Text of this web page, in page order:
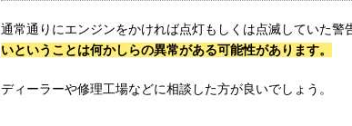
通常通りにエンジンをかければ点灯もしくは点滅していた警
いということは何かしらの異常がある可能性があります。
ディーラーや修理工場などに相談した方が良いでしょう。